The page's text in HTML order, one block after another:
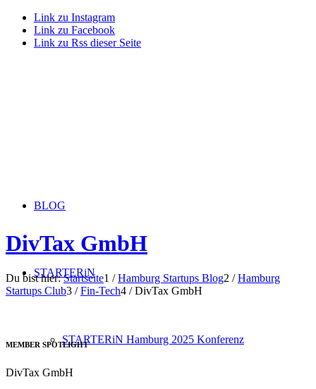
Link zu Instagram
Link zu Facebook
Link zu Rss dieser Seite
BLOG
STARTERiN
STARTERiN Hamburg 2025 Konferenz
DivTax GmbH
Du bist hier: Startseite1 / Hamburg Startups Blog2 / Hamburg
Startups Club3 / Fin-Tech4 / DivTax GmbH
MEMBER SPOTLIGHT
DivTax GmbH